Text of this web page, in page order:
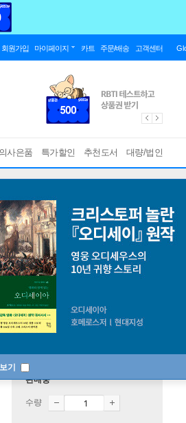
회원가입 마이페이지 카트 주문/배송 고객센터
사은품 특가할인 추천도서 대량/법인
기
랩핑) ]
판매중
수량